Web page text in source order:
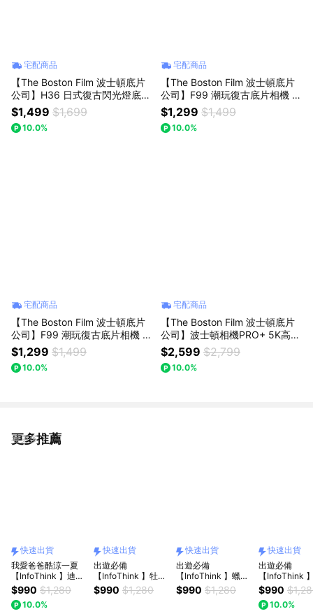
宅配商品
【The Boston Film 波士頓底片
公司】H36 日式復古閃光燈底片
相機 可加購波士頓彩色底片 ISO
400 12張 乙盒 - 純白
$1,499 $1,699
10.0%
宅配商品
【The Boston Film 波士頓底片
公司】F99 潮玩復古底片相機 可
加購波士頓彩色底片 ISO400 12
張 乙盒 - 晴空藍
$1,299 $1,499
10.0%
宅配商品
【The Boston Film 波士頓底片
公司】F99 潮玩復古底片相機 可
加購波士頓彩色底片 ISO400 12
張 乙盒 - 萊姆綠
$1,299 $1,499
10.0%
宅配商品
【The Boston Film 波士頓底片
公司】波士頓相機PRO+ 5K高畫
質旗艦數位相機
$2,599 $2,799
10.0%
更多推薦
看更多
快速出貨
我愛爸爸酷涼一夏
【InfoThink 】迪士
尼米奇賽車系列手持
製冷風扇(BSMI/wh
可上飛機)快速出貨
$990 $1,280
10.0%
快速出貨
出遊必備
【InfoThink 】牡蠣
奶奶手持製冷風扇
(BSMI/wh可上飛機)
$990 $1,280
快速出貨
出遊必備
【InfoThink 】蠟筆
小新手持製冷風扇-
可愛小葵(BSMI/wh
$990 $1,280
快速出貨
出遊必備
【InfoThink
佛手持製冷風
(BSMI/wh可
快速出貨
$990
10.0%